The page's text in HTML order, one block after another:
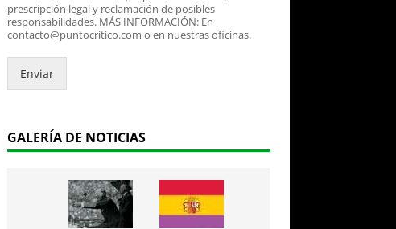
i
c
o
.
prescripción legal y reclamación de posibles
responsabilidades. MÁS INFORMACIÓN: En
contacto@puntocritico.com o en nuestras oficinas.
Enviar
GALERÍA DE NOTICIAS